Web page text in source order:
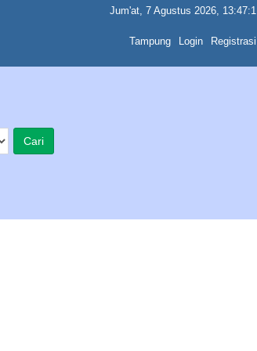
Jum'at, 7 Agustus 2026, 13:47:1
Tampung Login Registrasi